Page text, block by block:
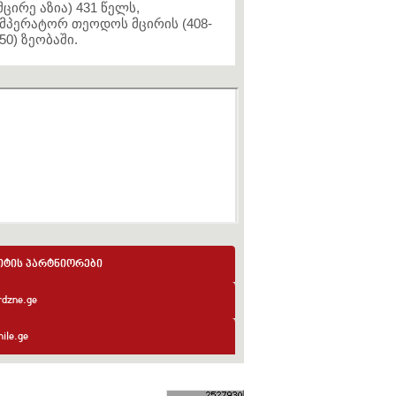
აზია) 431 წელს,
თეოდოს მცირის (408-
ზეობაში.
პარტნიორები